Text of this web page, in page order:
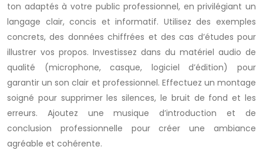
ton adaptés à votre public professionnel, en privilégiant un
langage clair, concis et informatif. Utilisez des exemples
concrets, des données chiffrées et des cas d’études pour
illustrer vos propos. Investissez dans du matériel audio de
qualité (microphone, casque, logiciel d’édition) pour
garantir un son clair et professionnel. Effectuez un montage
soigné pour supprimer les silences, le bruit de fond et les
erreurs. Ajoutez une musique d’introduction et de
conclusion professionnelle pour créer une ambiance
agréable et cohérente.